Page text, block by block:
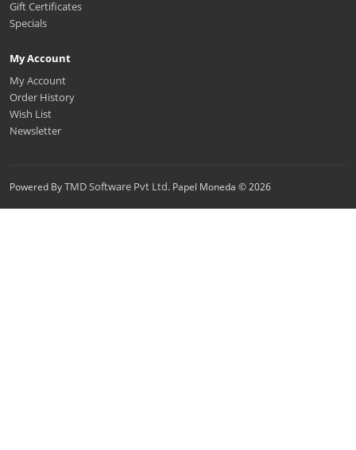
Gift Certificates
Specials
My Account
My Account
Order History
Wish List
Newsletter
Powered ByTMD Software Pvt Ltd. Papel Moneda © 2026